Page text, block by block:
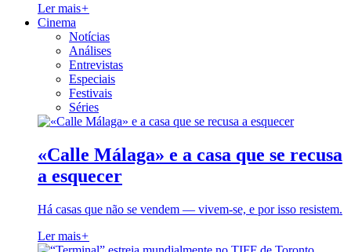
Ler mais+
Cinema
Notícias
Análises
Entrevistas
Especiais
Festivais
Séries
«Calle Málaga» e a casa que se recusa
a esquecer
Há casas que não se vendem — vivem-se, e por isso resistem.
Ler mais+